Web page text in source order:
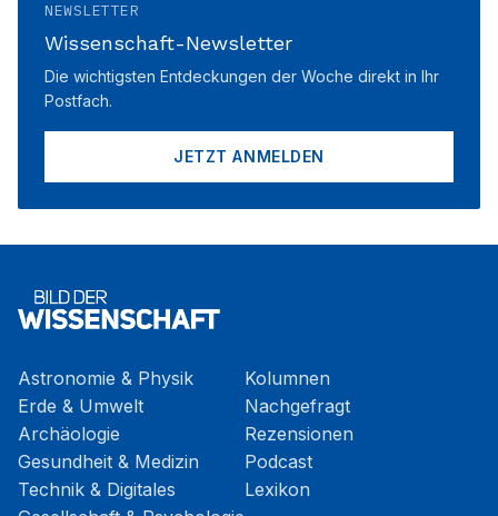
NEWSLETTER
Wissenschaft-Newsletter
Die wichtigsten Entdeckungen der Woche direkt in Ihr
Postfach.
JETZT ANMELDEN
Astronomie & Physik
Erde & Umwelt
Archäologie
Gesundheit & Medizin
Technik & Digitales
Kolumnen
Nachgefragt
Rezensionen
Podcast
Lexikon